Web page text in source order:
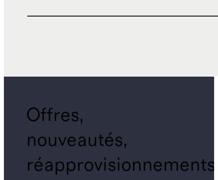
Offres,
nouveautés,
réapprovisionnements